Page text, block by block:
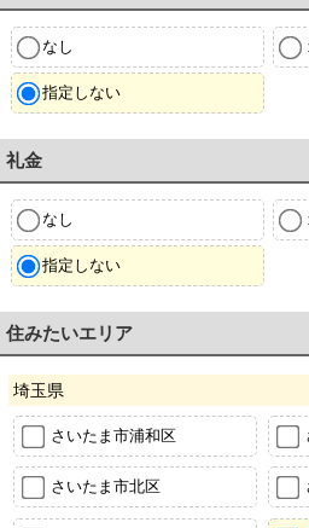
なし
指定しない
礼金
なし
指定しない
住みたいエリア
埼玉県
さいたま市浦和区
さいたま市北区